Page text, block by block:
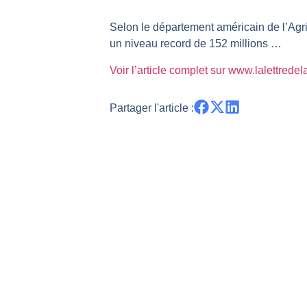
CAC 40 : Vers un nouveau
Bernard Prats-Desclaux : Penser
S&P500 : Des records, mais
NASDAQ : La tendance
Selon le département américain de
un niveau record de 152 millions …
Voir l’article complet sur
Partager l'article :